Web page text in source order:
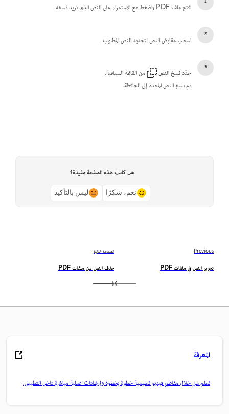
افتح ملف PDF واضغط مع الاستمرار على النص الذي تريد نسخه.
اسحب مقابض النص لتحديد النص المطلوب.
حدّدنسخ النص
من القائمة السياقية.
تم نسخ النص المحدد إلى الحافظة.
هل كانت هذه الصفحة مفيدة؟
نعم، شكرًا ليس بالتأكيد
Previous
تحرير النص في ملفات PDF
الصفحة التالية
حذف النص من ملفات PDF
المعرفة
تعلم من خلال مقاطع فيديو تعليمية خطوة بخطوة وإرشادات عملية مباشرة داخل التطبيق.